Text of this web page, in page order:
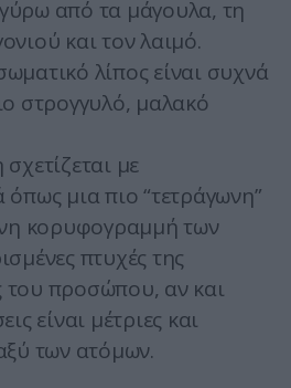
από τα μάγουλα, τη
και τον λαιμό.
λίπος είναι συχνά
στρογγυλό, μαλακό
με
όπως μια πιο “τετράγωνη”
κορυφογραμμή των
πτυχές της
του προσώπου, αν και
είναι μέτριες και
των ατόμων.